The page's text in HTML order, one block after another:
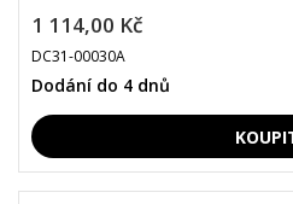
1 114,00 Kč
DC31-00030A
Dodání do 4 dnů